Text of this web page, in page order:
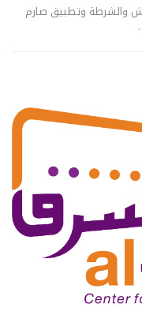
والشرطة وتطبيق صارم